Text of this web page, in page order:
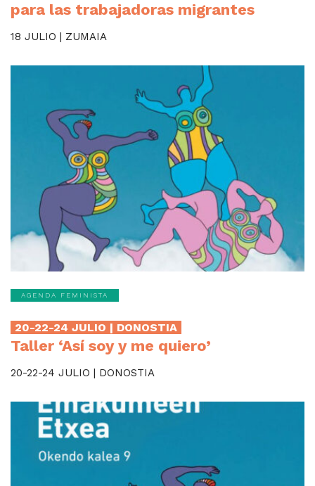
para las trabajadoras migrantes
18 JULIO | ZUMAIA
AGENDA FEMINISTA
20-22-24 JULIO | DONOSTIA
Taller ‘Así soy y me quiero’
20-22-24 JULIO | DONOSTIA